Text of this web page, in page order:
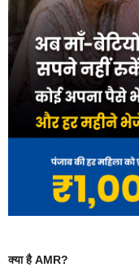
क्या है AMR?